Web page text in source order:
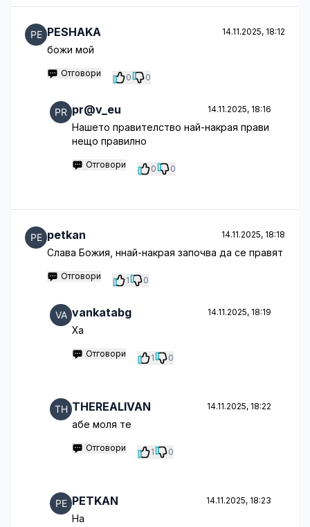
PESHAKA 14.11.2025, 18:12
божи мой
Отговори 0 0
pr@v_eu 14.11.2025, 18:16
Нашето правителство най-накрая прави
нещо правилно
Отговори 0 0
petkan 14.11.2025, 18:18
Слава Божия, ннай-накрая започва да се правят
Отговори 1 0
vankatabg 14.11.2025, 18:19
Ха
Отговори 1 0
THEREALIVAN 14.11.2025, 18:22
абе моля те
Отговори 1 0
PETKAN 14.11.2025, 18:23
Hа